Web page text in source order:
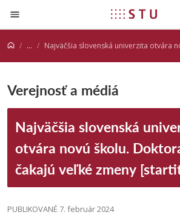
Prejsť na obsah
... Najväčšia slovenská univerzita otvára novú školu. Doktorandov čakajú veľké
Verejnosť a médiá
Najväčšia slovenská
otvára novú školu.
čakajú veľké zmeny
PUBLIKOVANÉ 7. február 2024